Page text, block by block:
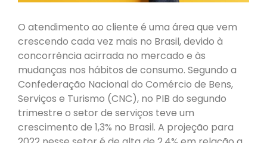
O atendimento ao cliente é uma área que vem
crescendo cada vez mais no Brasil, devido à
concorrência acirrada no mercado e às
mudanças nos hábitos de consumo. Segundo a
Confederação Nacional do Comércio de Bens,
Serviços e Turismo (CNC), no PIB do segundo
trimestre o setor de serviços teve um
crescimento de 1,3% no Brasil. A projeção para